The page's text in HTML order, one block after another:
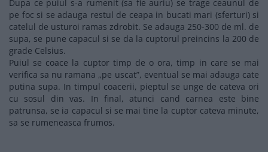
Dupa ce puiul s-a rumenit (sa fie auriu) se trage ceaunul de
pe foc si se adauga restul de ceapa in bucati mari (sferturi) si
catelul de usturoi ramas zdrobit. Se adauga 250-300 de ml. de
supa, se pune capacul si se da la cuptorul preincins la 200 de
grade Celsius.
Puiul se coace la cuptor timp de o ora, timp in care se mai
verifica sa nu ramana „pe uscat”, eventual se mai adauga cate
putina supa. In timpul coacerii, pieptul se unge de cateva ori
cu sosul din vas. In final, atunci cand carnea este bine
patrunsa, se ia capacul si se mai tine la cuptor cateva minute,
sa se rumeneasca frumos.